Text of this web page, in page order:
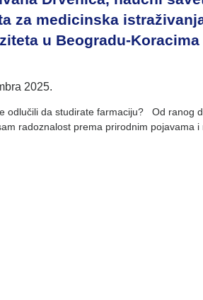
za medicinska
u Beogradu-
2025.
odlučili da studirate farmaciju? Od ranog
radoznalost prema prirodnim pojavama i